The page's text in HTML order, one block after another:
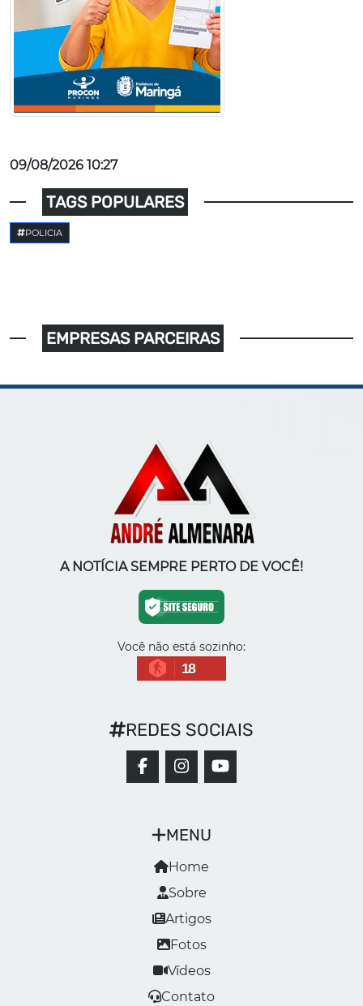
09/08/2026 10:27
TAGS POPULARES
POLICIA
EMPRESAS PARCEIRAS
A NOTÍCIA SEMPRE PERTO DE VOCÊ!
Você não está sozinho:
18
MENU
Home
Sobre
Artigos
Fotos
Vídeos
Contato
REDES SOCIAIS